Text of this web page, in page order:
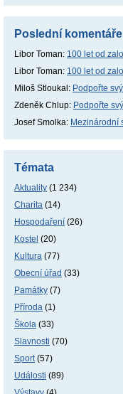
Poslední komentáře
Libor Toman: 100 let od
Libor Toman: 100 let od
Miloš Stloukal : Podpořte
Zdeněk Chlup: Podpořte
Josef Smolka: Mezinárodní
Témata
Aktuality (1 234)
Charita (14)
Hospodaření (26)
Kostel (20)
Kultura (77)
Obecní úřad (33)
Památky (7)
Příroda (1)
Škola (33)
Slavnosti (70)
Sport(57)
Události (89)